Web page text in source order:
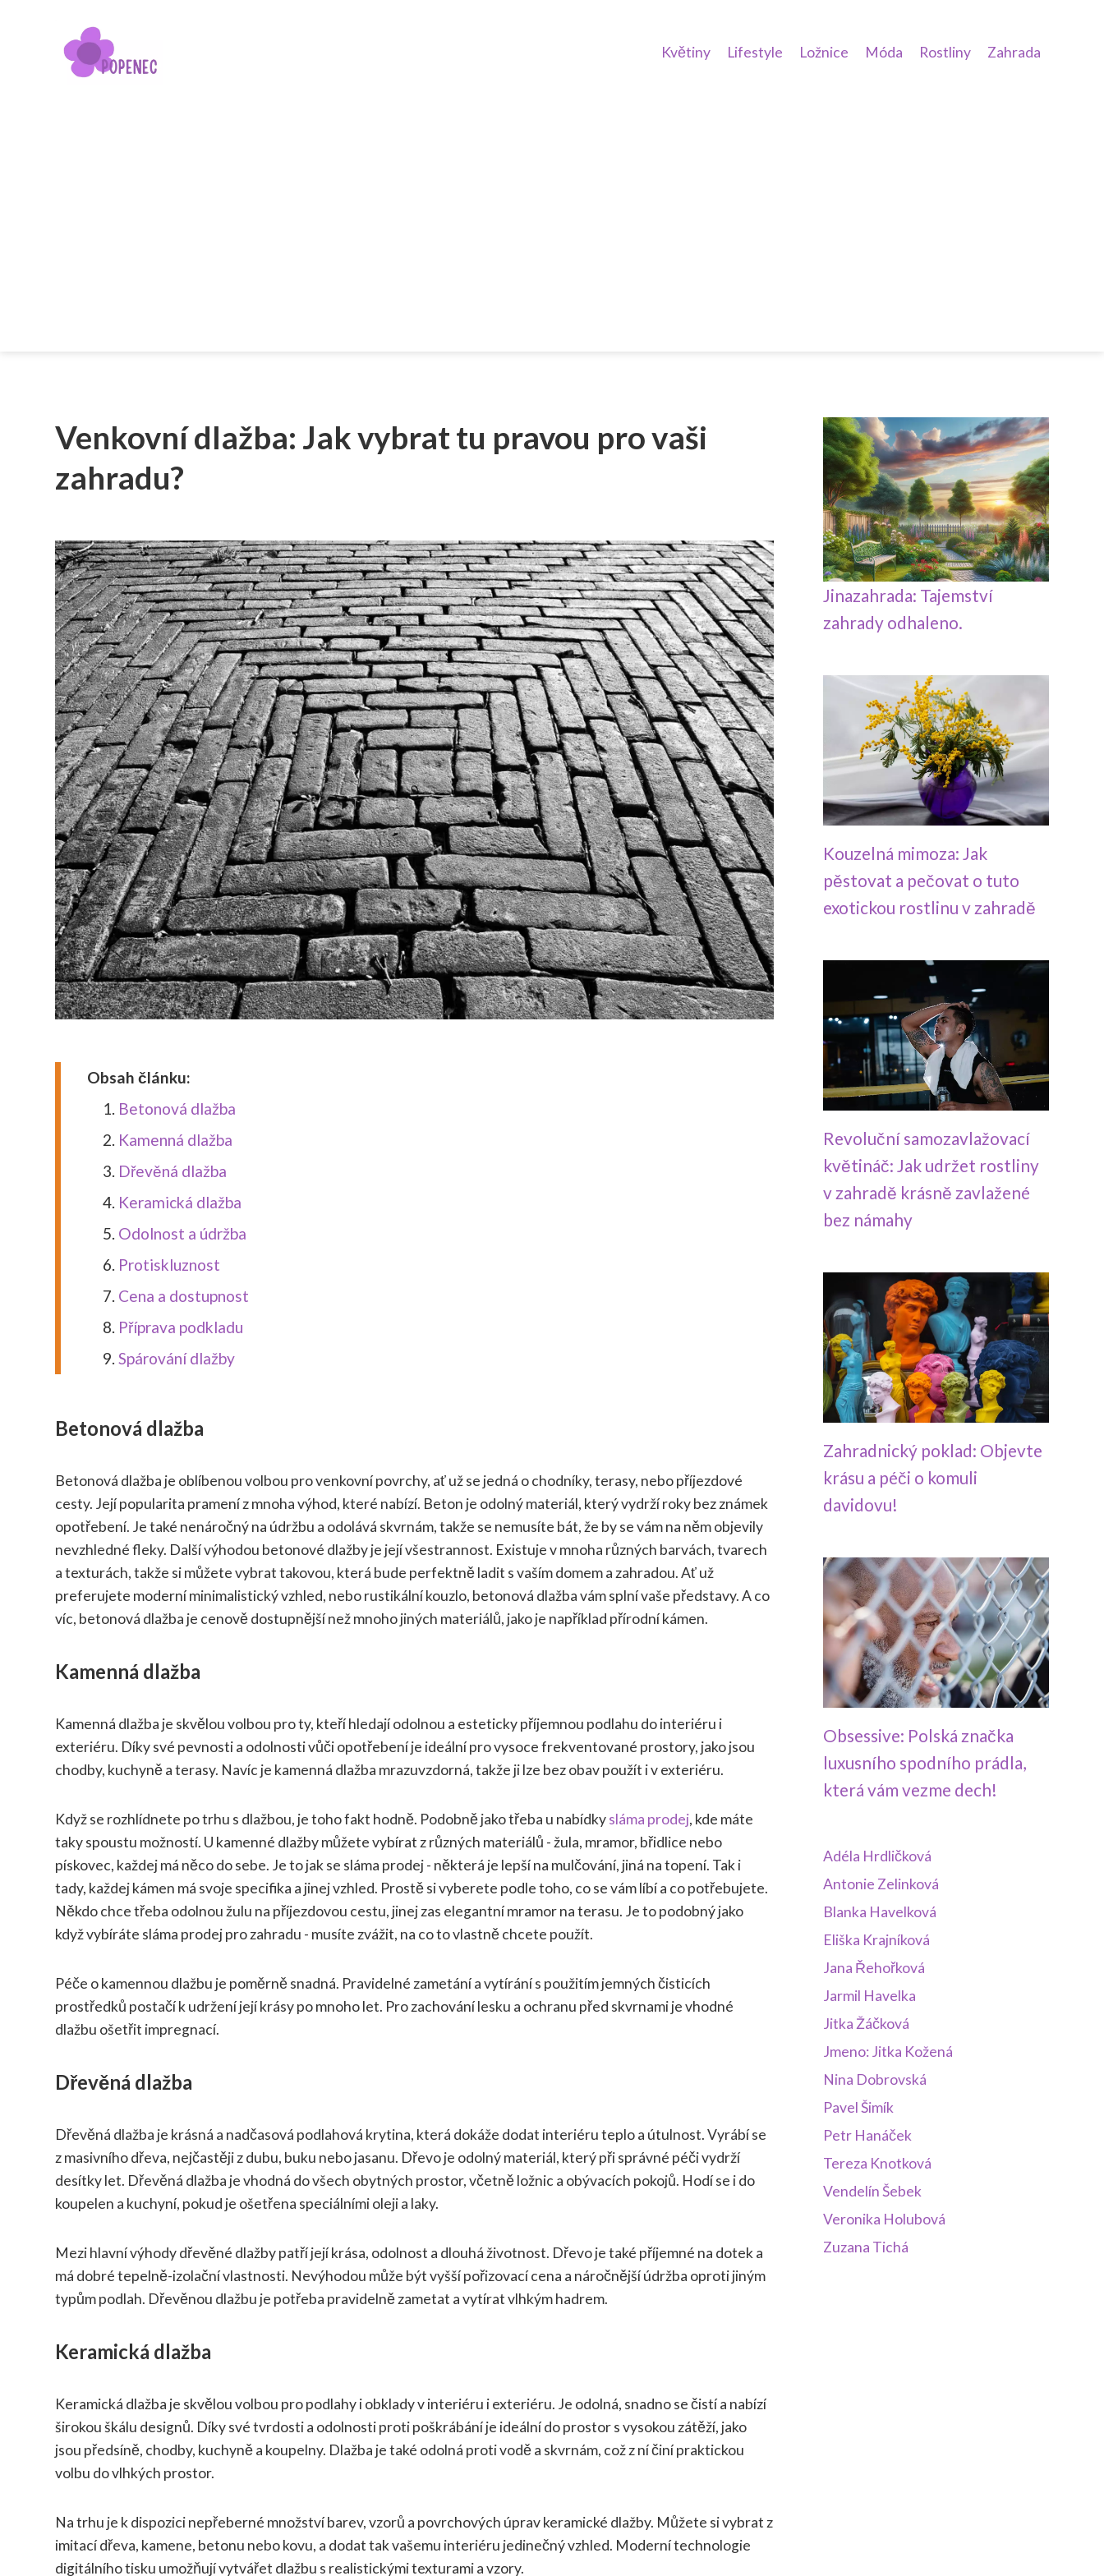
Květiny Lifestyle Ložnice Móda Rostliny Zahrada
Venkovní dlažba: Jak vybrat tu pravou pro vaši
zahradu?
Obsah článku:
Betonová dlažba
Kamenná dlažba
Dřevěná dlažba
Keramická dlažba
Odolnost a údržba
Protiskluznost
Cena a dostupnost
Příprava podkladu
Spárování dlažby
Betonová dlažba
Betonová dlažba je oblíbenou volbou pro venkovní povrchy, ať už se jedná o chodníky, terasy, nebo příjezdové
cesty. Její popularita pramení z mnoha výhod, které nabízí. Beton je odolný materiál, který vydrží roky bez známek
opotřebení. Je také nenáročný na údržbu a odolává skvrnám, takže se nemusíte bát, že by se vám na něm objevily
nevzhledné fleky. Další výhodou betonové dlažby je její všestrannost. Existuje v mnoha různých barvách, tvarech
a texturách, takže si můžete vybrat takovou, která bude perfektně ladit s vaším domem a zahradou. Ať už
preferujete moderní minimalistický vzhled, nebo rustikální kouzlo, betonová dlažba vám splní vaše představy. A co
víc, betonová dlažba je cenově dostupnější než mnoho jiných materiálů, jako je například přírodní kámen.
Kamenná dlažba
Kamenná dlažba je skvělou volbou pro ty, kteří hledají odolnou a esteticky příjemnou podlahu do interiéru i
exteriéru. Díky své pevnosti a odolnosti vůči opotřebení je ideální pro vysoce frekventované prostory, jako jsou
chodby, kuchyně a terasy. Navíc je kamenná dlažba mrazuvzdorná, takže ji lze bez obav použít i v exteriéru.
Když se rozhlídnete po trhu s dlažbou, je toho fakt hodně. Podobně jako třeba u nabídkysláma prodej, kde máte
taky spoustu možností. U kamenné dlažby můžete vybírat z různých materiálů - žula, mramor, břidlice nebo
pískovec, každej má něco do sebe. Je to jak se sláma prodej - některá je lepší na mulčování, jiná na topení. Tak i
tady, každej kámen má svoje specifika a jinej vzhled. Prostě si vyberete podle toho, co se vám líbí a co potřebujete.
Někdo chce třeba odolnou žulu na příjezdovou cestu, jinej zas elegantní mramor na terasu. Je to podobný jako
když vybíráte sláma prodej pro zahradu - musíte zvážit, na co to vlastně chcete použít.
Péče o kamennou dlažbu je poměrně snadná. Pravidelné zametání a vytírání s použitím jemných čisticích
prostředků postačí k udržení její krásy po mnoho let. Pro zachování lesku a ochranu před skvrnami je vhodné
dlažbu ošetřit impregnací.
Dřevěná dlažba
Dřevěná dlažba je krásná a nadčasová podlahová krytina, která dokáže dodat interiéru teplo a útulnost. Vyrábí se
z masivního dřeva, nejčastěji z dubu, buku nebo jasanu. Dřevo je odolný materiál, který při správné péči vydrží
desítky let. Dřevěná dlažba je vhodná do všech obytných prostor, včetně ložnic a obývacích pokojů. Hodí se i do
koupelen a kuchyní, pokud je ošetřena speciálními oleji a laky.
Mezi hlavní výhody dřevěné dlažby patří její krása, odolnost a dlouhá životnost. Dřevo je také příjemné na dotek a
má dobré tepelně-izolační vlastnosti. Nevýhodou může být vyšší pořizovací cena a náročnější údržba oproti jiným
typům podlah. Dřevěnou dlažbu je potřeba pravidelně zametat a vytírat vlhkým hadrem.
Keramická dlažba
Keramická dlažba je skvělou volbou pro podlahy i obklady v interiéru i exteriéru. Je odolná, snadno se čistí a nabízí
širokou škálu designů. Díky své tvrdosti a odolnosti proti poškrábání je ideální do prostor s vysokou zátěží, jako
jsou předsíně, chodby, kuchyně a koupelny. Dlažba je také odolná proti vodě a skvrnám, což z ní činí praktickou
volbu do vlhkých prostor.
Na trhu je k dispozici nepřeberné množství barev, vzorů a povrchových úprav keramické dlažby. Můžete si vybrat z
imitací dřeva, kamene, betonu nebo kovu, a dodat tak vašemu interiéru jedinečný vzhled. Moderní technologie
digitálního tisku umožňují vytvářet dlažbu s realistickými texturami a vzory.
Jinazahrada: Tajemství
zahrady odhaleno.
Kouzelná mimoza: Jak
pěstovat a pečovat o tuto
exotickou rostlinu v zahradě
Revoluční samozavlažovací
květináč: Jak udržet rostliny
v zahradě krásně zavlažené
bez námahy
Zahradnický poklad: Objevte
krásu a péči o komuli
davidovu!
Obsessive: Polská značka
luxusního spodního prádla,
která vám vezme dech!
Adéla Hrdličková
Antonie Zelinková
Blanka Havelková
Eliška Krajníková
Jana Řehořková
Jarmil Havelka
Jitka Žáčková
Jmeno: Jitka Kožená
Nina Dobrovská
Pavel Šimík
Petr Hanáček
Tereza Knotková
Vendelín Šebek
Veronika Holubová
Zuzana Tichá